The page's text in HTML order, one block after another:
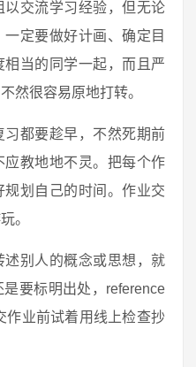
交流学习经验，但无论
定要做好计画、确定目
当的同学一起，而且严
然很容易原地打转。
都要趁早，不然死期前
教地地不灵。把每个作
划自己的时间。作业交
。
别人的概念或思想，就
要标明出处，reference
作业前试着用线上检查抄